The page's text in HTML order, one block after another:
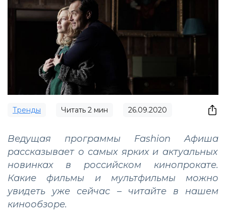
Тренды Читать 2 мин 26.09.2020
Ведущая программы Fashion Афиша
рассказывает о самых ярких и актуальных
новинках в российском кинопрокате.
Какие фильмы и мультфильмы можно
увидеть уже сейчас – читайте в нашем
кинообзоре.